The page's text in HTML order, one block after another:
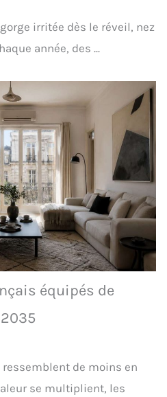
irritée dès le réveil, nez
année, des ...
équipés de
de moins en
se multiplient, les